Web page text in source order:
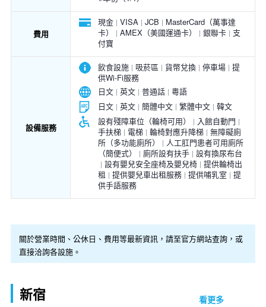
費用
現金 VISA JCB
MasterCard（萬事達
卡）
AMEX（美國運通卡） 銀聯卡
支
付寶
設備服務
飲食設施 吸菸區 貨幣兌換 停車場 提
供Wi-Fi服務
日文 英文 普通話 粵語
日文 英文 簡體中文 繁體中文 韓文
設有殘障車位（輪椅可用）
入館自動門
手扶梯
電梯 輪椅對應升降梯 無障礙廁
所（多功能廁所）
人工肛門患者可用廁所
（簡便式）
廁所設有扶手 設有換尿布台
設有嬰兒安全座椅及嬰兒椅 提供輪椅出
租
提供嬰兒車出租服務 提供哺乳室
提
供手語服務
關於營業時間、公休日、費用等最新資訊，請至官方網站查詢，或
直接洽詢各設施。
新宿 看更多